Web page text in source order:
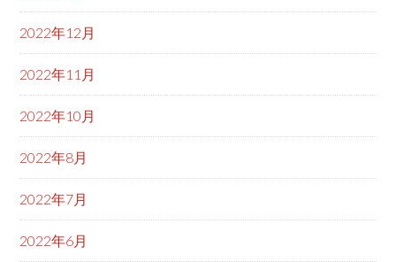
2022年12月
2022年11月
2022年10月
2022年8月
2022年7月
2022年6月